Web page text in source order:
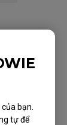
bạn.
tự để